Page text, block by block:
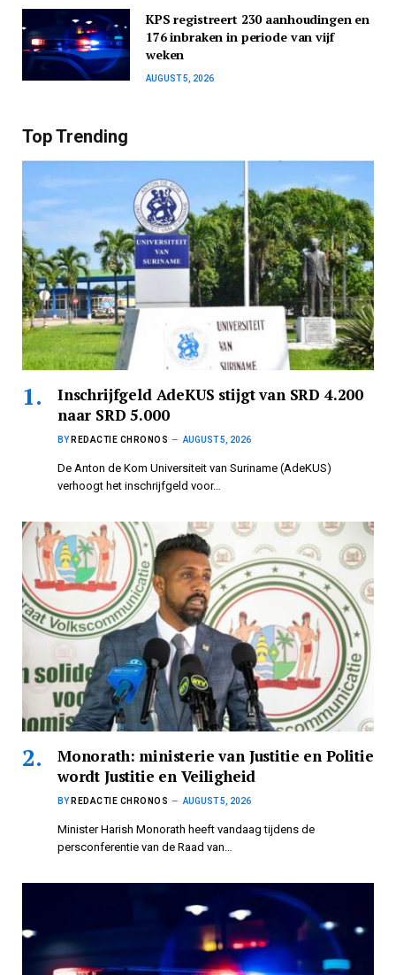
KPS registreert 230 aanhoudingen en
176 inbraken in periode van vijf
weken
AUGUST 5, 2026
Top Trending
Inschrijfgeld AdeKUS stijgt van SRD 4.200
naar SRD 5.000
BY REDACTIE CHRONOS AUGUST 5, 2026
De Anton de Kom Universiteit van Suriname (AdeKUS)
verhoogt het inschrijfgeld voor…
Monorath: ministerie van Justitie en Politie
wordt Justitie en Veiligheid
BY REDACTIE CHRONOS AUGUST 5, 2026
Minister Harish Monorath heeft vandaag tijdens de
persconferentie van de Raad van…